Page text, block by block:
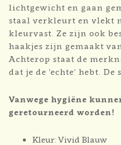
lichtgewicht en gaan
staal verkleurt en vlekt
kleurvast. Ze zijn ook
haakjes zijn gemaakt
Achterop staat de
dat je de 'echte' hebt. De
Vanwege hygiëne
geretourneerd worden!
Kleur: Vivid Blauw